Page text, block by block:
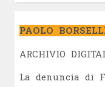
PAOLO
ARCHIVIO
La denuncia di